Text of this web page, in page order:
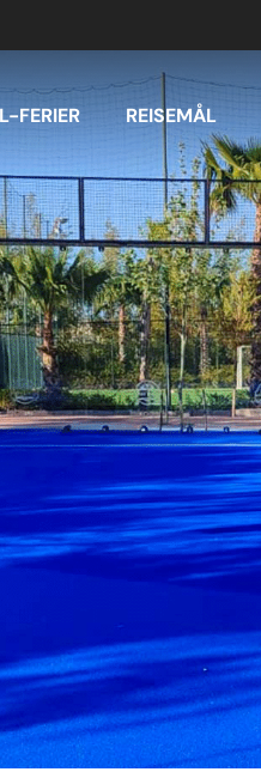
FERIER REISEMÅL